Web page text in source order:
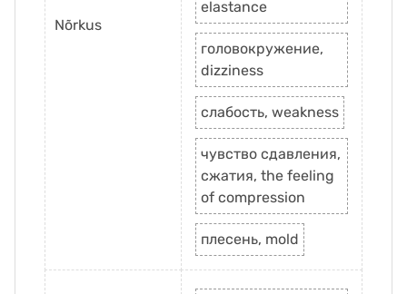
Nõrkus
elastance
головокружение,
dizziness
слабость, weakness
чувство сдавления,
сжатия, the feeling
of compression
плесень, mold